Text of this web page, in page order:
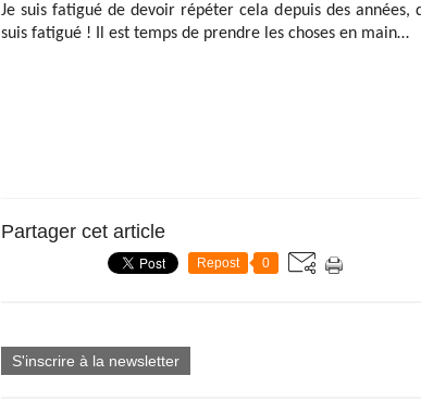
Je suis fatigué de devoir répéter cela depuis des années,
suis fatigué ! Il est temps de prendre les choses en main…
Partager cet article
Repost 0
S'inscrire à la newsletter